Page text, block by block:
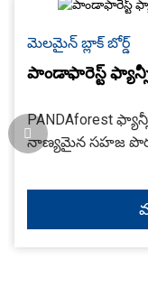
మెలమైన్ బ్లాక్ బోర్డ్
పాండాఫారెస్ట్
PANDAforest
నాణ్యమైన సహజ